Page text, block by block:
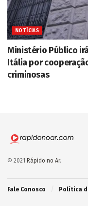
NOTÍCIAS
Ministério Público
Itália por
criminosas
© 2021 Rápido no Ar.
Fale Conosco Política